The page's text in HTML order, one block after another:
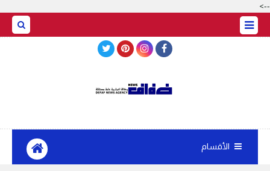
-->
الأقسام